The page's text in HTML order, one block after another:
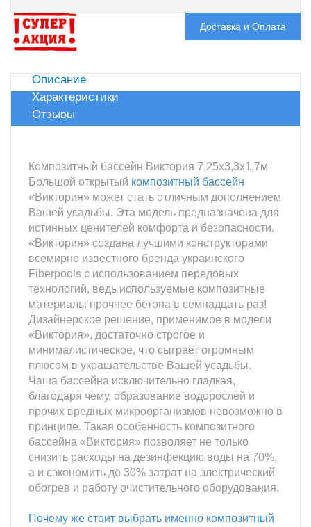
Доставка и Оплата
Описание
Характеристики
Отзывы
Композитный бассейн Виктория 7,25х3,3х1,7м
Большой открытый композитный бассейн
«Виктория» может стать отличным дополнением
Вашей усадьбы. Эта модель предназначена для
истинных ценителей комфорта и безопасности.
«Виктория» создана лучшими конструкторами
всемирно известного бренда украинского
Fiberpools с использованием передовых
технологий, ведь используемые композитные
материалы прочнее бетона в семнадцать раз!
Дизайнерское решение, применимое в модели
«Виктория», достаточно строгое и
минималистическое, что сыграет огромным
плюсом в украшательстве Вашей усадьбы.
Чаша бассейна исключительно гладкая,
благодаря чему, образование водорослей и
прочих вредных микроорганизмов невозможно в
принципе. Такая особенность композитного
бассейна «Виктория» позволяет не только
снизить расходы на дезинфекцию воды на 70%,
а и сэкономить до 30% затрат на электрический
обогрев и работу очистительного оборудования.
Почему же стоит выбрать именно композитный